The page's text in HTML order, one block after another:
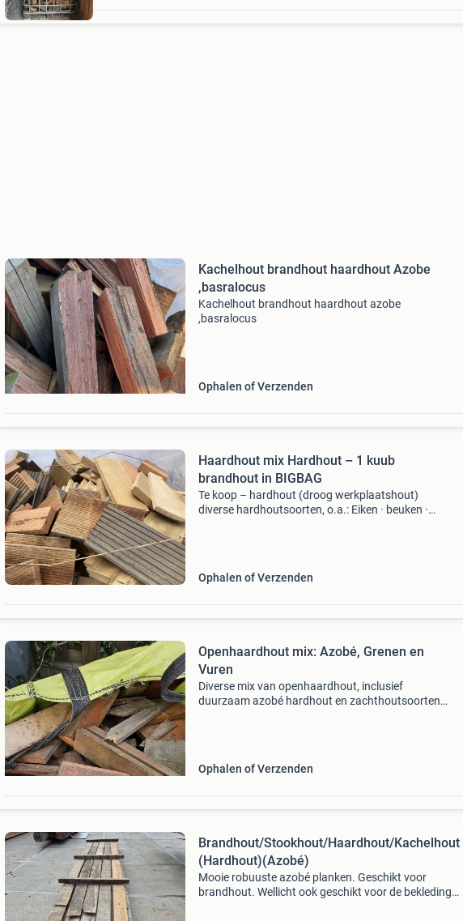
Kachelhout brandhout haardhout Azobe
,basralocus
Kachelhout brandhout haardhout azobe
,basralocus
Ophalen of Verzenden
Haardhout mix Hardhout – 1 kuub
brandhout in BIGBAG
Te koop – hardhout (droog werkplaatshout)
diverse hardhoutsoorten, o.a.: Eiken · beuken ·
Ophalen of Verzenden
Openhaardhout mix: Azobé, Grenen en
Vuren
Diverse mix van openhaardhout, inclusief
duurzaam azobé hardhout en zachthoutsoorten
Ophalen of Verzenden
Brandhout/Stookhout/Haardhout/Kachelhout
(Hardhout)(Azobé)
Mooie robuuste azobé planken. Geschikt voor
brandhout. Wellicht ook geschikt voor de bekleding